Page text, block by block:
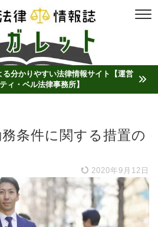
分かりやすい法律情報サイト【運営
ィ・ベル法律事務所】
条件に関する措置の
2020年9月12日